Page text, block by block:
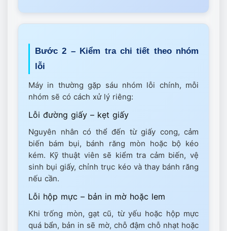
Bước 2 – Kiểm tra chi tiết theo nhóm
lỗi
Máy in thường gặp sáu nhóm lỗi chính, mỗi
nhóm sẽ có cách xử lý riêng:
Lỗi đường giấy – kẹt giấy
Nguyên nhân có thể đến từ giấy cong, cảm
biến bám bụi, bánh răng mòn hoặc bộ kéo
kém. Kỹ thuật viên sẽ kiểm tra cảm biến, vệ
sinh bụi giấy, chỉnh trục kéo và thay bánh răng
nếu cần.
Lỗi hộp mực – bản in mờ hoặc lem
Khi trống mòn, gạt cũ, từ yếu hoặc hộp mực
quá bẩn, bản in sẽ mờ, chỗ đậm chỗ nhạt hoặc